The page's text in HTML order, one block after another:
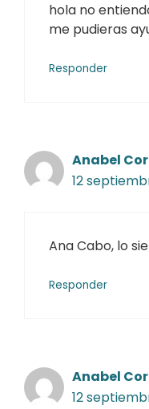
hola no
me pudieras
Responder
Anabel
12
Ana Cabo, lo
Responder
Anabel
12